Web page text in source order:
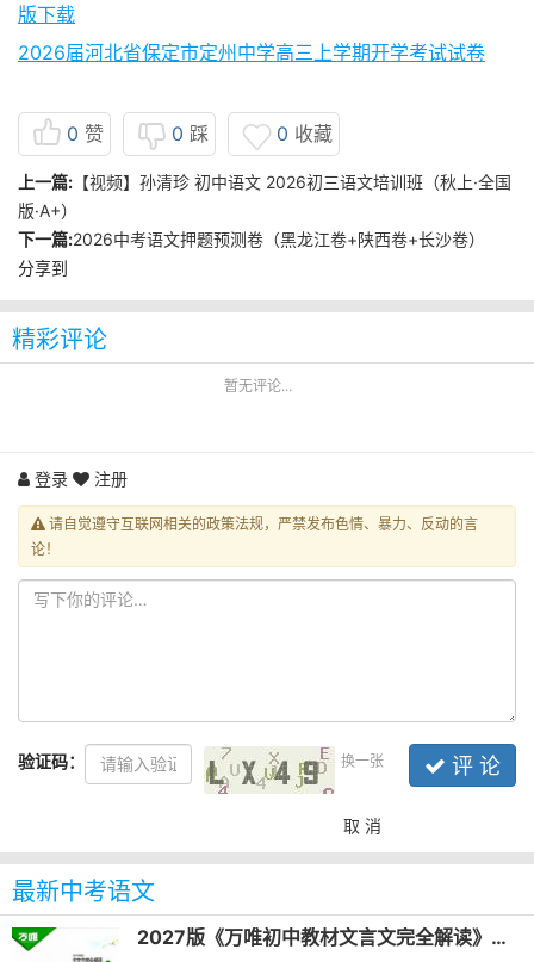
版下载
2026届河北省保定市定州中学高三上学期开学考试试卷
0 赞 0 踩 0 收藏
上一篇: 【视频】孙清珍 初中语文 2026初三语文培训班（秋上·全国
版·A+）
下一篇:2026中考语文押题预测卷（黑龙江卷+陕西卷+长沙卷）
分享到
精彩评论
暂无评论...
登录 注册
请自觉遵守互联网相关的政策法规，严禁发布色情、暴力、反动的言
论！
验证码： 换一张 评 论
取 消
最新中考语文
2027版《万唯初中教材文言文完全解读》第6版PDF电子版下载